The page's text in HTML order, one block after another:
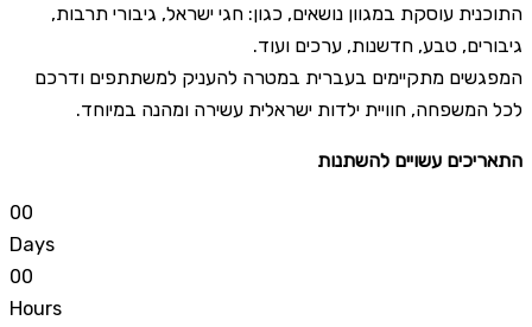
התוכנית עוסקת במגוון נושאים, כגון: חגי ישראל, גיבורי תרבות,
גיבורים, טבע, חדשנות, ערכים ועוד.
המפגשים מתקיימים בעברית במטרה להעניק למשתתפים ודרכם
לכל המשפחה, חוויית ילדות ישראלית עשירה ומהנה במיוחד.
התאריכים עשויים להשתנות
00
Days
00
Hours